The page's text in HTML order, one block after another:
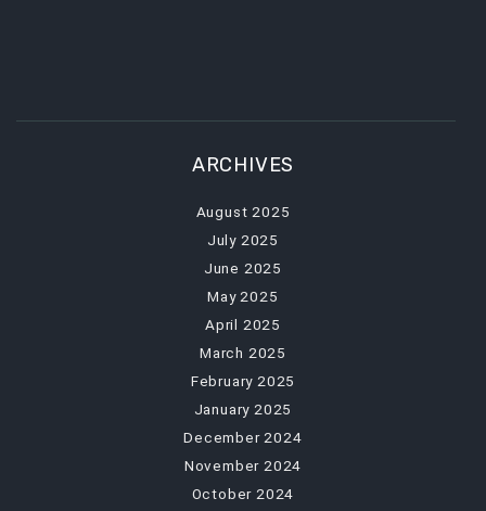
ARCHIVES
August 2025
July 2025
June 2025
May 2025
April 2025
March 2025
February 2025
January 2025
December 2024
November 2024
October 2024